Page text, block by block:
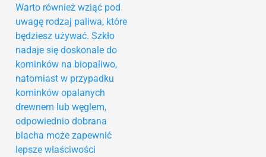
Warto również wziąć pod
uwagę rodzaj paliwa, które
będziesz używać. Szkło
nadaje się doskonale do
kominków na biopaliwo,
natomiast w przypadku
kominków opalanych
drewnem lub węglem,
odpowiednio dobrana
blacha może zapewnić
lepsze właściwości